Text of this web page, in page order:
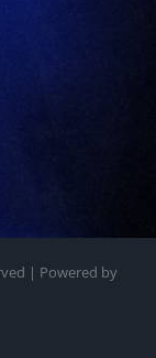
| Powered by